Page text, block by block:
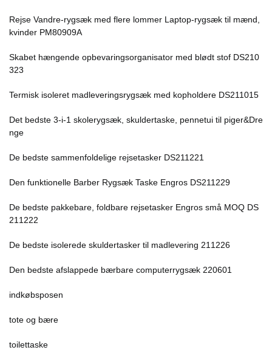
Rejse Vandre-rygsæk med flere lommer Laptop-rygsæk til mænd,
kvinder PM80909A
Skabet hængende opbevaringsorganisator med blødt stof DS210
323
Termisk isoleret madleveringsrygsæk med kopholdere DS211015
Det bedste 3-i-1 skolerygsæk, skuldertaske, pennetui til piger&Dre
nge
De bedste sammenfoldelige rejsetasker DS211221
Den funktionelle Barber Rygsæk Taske Engros DS211229
De bedste pakkebare, foldbare rejsetasker Engros små MOQ DS
211222
De bedste isolerede skuldertasker til madlevering 211226
Den bedste afslappede bærbare computerrygsæk 220601
indkøbsposen
tote og bære
toilettaske